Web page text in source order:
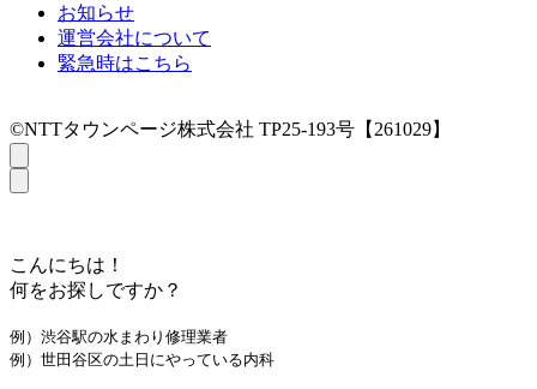
お知らせ
運営会社について
緊急時はこちら
©NTTタウンページ株式会社 TP25-193号【261029】
こんにちは！
何をお探しですか？
例）渋谷駅の水まわり修理業者
例）世田谷区の土日にやっている内科